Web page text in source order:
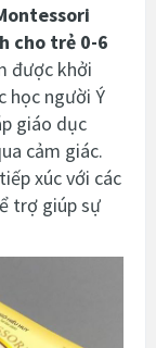
cho trẻ 0-6
được khởi
học người Ý
giáo dục
cảm giác.
xúc với các
trợ giúp sự